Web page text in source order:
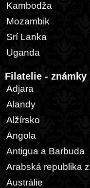
Kambodža
Mozambik
Srí Lanka
Uganda
Filatelie - známky
Adjara
Alandy
Alžírsko
Angola
Antigua a Barbuda
Arabská republika
Austrálie